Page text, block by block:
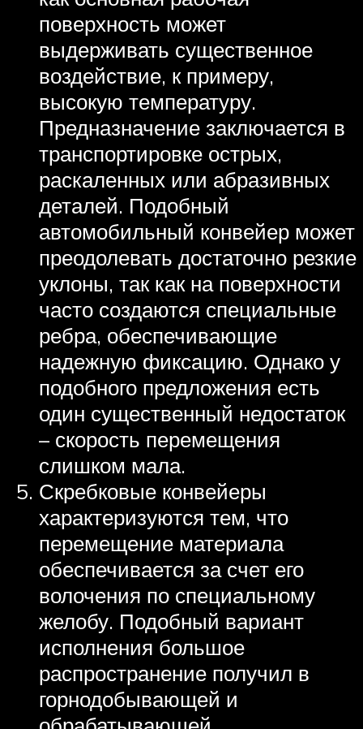
поверхность может
выдерживать существенное
воздействие, к примеру,
высокую температуру.
Предназначение заключается в
транспортировке острых,
раскаленных или абразивных
деталей. Подобный
автомобильный конвейер может
преодолевать достаточно резкие
уклоны, так как на поверхности
часто создаются специальные
ребра, обеспечивающие
надежную фиксацию. Однако у
подобного предложения есть
один существенный недостаток
– скорость перемещения
слишком мала.
Скребковые конвейеры
характеризуются тем, что
перемещение материала
обеспечивается за счет его
волочения по специальному
желобу. Подобный вариант
исполнения большое
распространение получил в
горнодобывающей и